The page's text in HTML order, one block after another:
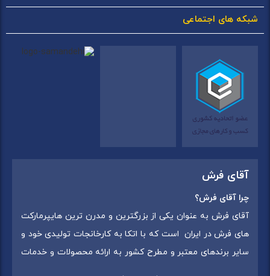
شبکه های اجتماعی
آقای فرش
چرا آقای فرش؟
آقای فرش به عنوان یکی از بزرگترین و مدرن ترین هایپرمارکت
های فرش در ایران است که با اتکا به کارخانجات تولیدی خود و
سایر برندهای معتبر و مطرح کشور به ارائه محصولات و خدمات